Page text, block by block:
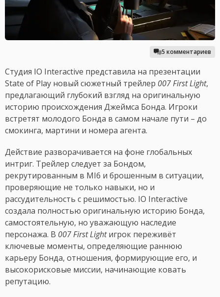
5 комментариев
Студия IO Interactive представила на презентации
State of Play новый сюжетный трейлер 007 First Light,
предлагающий глубокий взгляд на оригинальную
историю происхождения Джеймса Бонда. Игроки
встретят молодого Бонда в самом начале пути – до
смокинга, мартини и номера агента.
Действие разворачивается на фоне глобальных
интриг. Трейлер следует за Бондом,
рекрутированным в MI6 и брошенным в ситуации,
проверяющие не только навыки, но и
рассудительность с решимостью. IO Interactive
создала полностью оригинальную историю Бонда,
самостоятельную, но уважающую наследие
персонажа. В 007 First Lightигрок переживёт
ключевые моменты, определяющие раннюю
карьеру Бонда, отношения, формирующие его, и
высокорисковые миссии, начинающие ковать
репутацию.